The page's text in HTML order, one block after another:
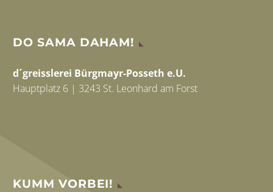
DO SAMA DAHAM!
d´greisslerei Bürgmayr-Posseth e.U.
Hauptplatz 6 | 3243 St. Leonhard am Forst
KUMM VORBEI!